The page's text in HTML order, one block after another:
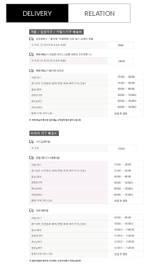
DELIVERY RELATION